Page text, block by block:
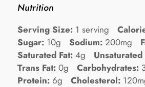
Nutrition
Serving Size: 1 serving
Sugar: 10g Sodium: 200mg
Saturated Fat: 4g Unsaturated
Trans Fat: 0g Carbohydrates:
Protein: 6g Cholesterol: